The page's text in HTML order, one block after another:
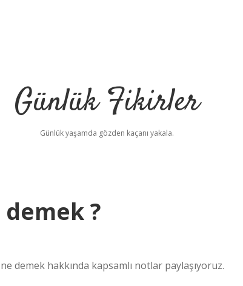
Günlük Fikirler
Günlük yaşamda gözden kaçanı yakala.
?
demek hakkında kapsamlı notlar paylaşıyoruz.